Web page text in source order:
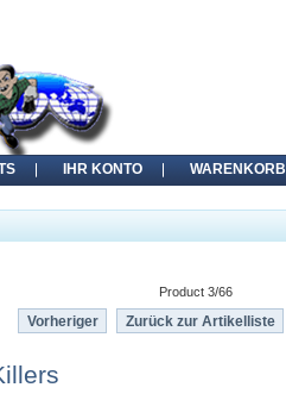
IHR KONTO WARENKORB
Product 3/66
Vorheriger Zurück zur Artikelliste